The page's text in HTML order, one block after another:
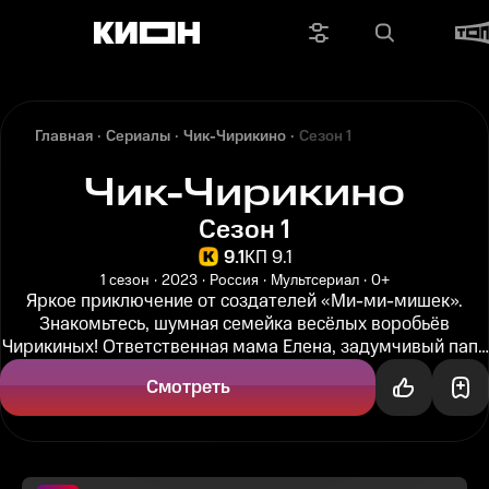
Главная Сериалы Чик-Чирикино Сезон 1
Чик-Чирикино
Сезон 1
9.1КП 9.1
1 сезон 2023 Россия Мультсериал 0+
Яркое приключение от создателей «Ми-ми-мишек».
Знакомьтесь, шумная семейка весёлых воробьёв
Чирикиных! Ответственная мама Елена, задумчивый папа
Аркадий, модная дочь Василиса...
Смотреть